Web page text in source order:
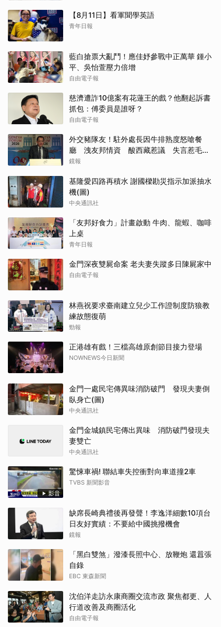
【8月11日】看軍聞學英語
青年日報
藍白搶票大亂鬥！應佳妤參戰中正萬華 鍾小
平、吳怡萱壓力倍增
自由電子報
慈濟遭詐10億案有花蓮王的戲？他翻起訴書
抓包：傅委員是誰呀？
自由電子報
外交豬隊友！駐外處長因牛排熟度怒嗆餐
廳 洩友邦情資 酸西藏惹議 失言惹毛美
方
鏡報
基隆愛四路再積水 謝國樑勘災指示加派抽水
機(圖)
中央通訊社
「友邦好食力」計畫啟動 牛肉、龍蝦、咖啡
上桌
青年日報
金門深夜雙屍命案 老夫妻失蹤多日陳屍家中
自由電子報
林燕祝要求臺南建立兒少工作證制度防狼教
練故態復萌
勁報
正港雄有戲！三檔高雄原創節目接力登場
NOWNEWS今日新聞
金門一處民宅傳異味消防破門 發現夫妻倒
臥身亡(圖)
中央通訊社
金門金城鎮民宅傳出異味 消防破門發現夫
妻雙亡
中央通訊社
影音
驚悚車禍! 聯結車失控衝對向車道撞2車
TVBS 新聞影音
缺席長崎典禮後再發聲！李逸洋細數10項台
日友好實績：不要給中國挑撥機會
鏡報
「黑白雙煞」潑漆長照中心、放鞭炮 還囂張
自錄
EBC 東森新聞
沈伯洋走訪永康商圈交流市政 聚焦都更、人
行道改善及商圈活化
自由電子報